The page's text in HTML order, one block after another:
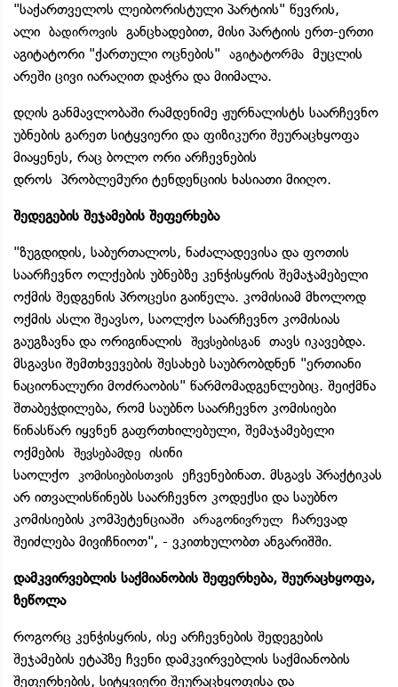
"საქართველოს ლეიბორისტული პარტიის" წევრის,
ალი ბადიროვის განცხადებით, მისი პარტიის ერთ-ერთი
აგიტატორი "ქართული ოცნების" აგიტატორმა მუცლის
არეში ცივი იარაღით დაჭრა და მიიმალა.
დღის განმავლობაში რამდენიმე ჟურნალისტს საარჩევნო
უბნების გარეთ სიტყვიერი და ფიზიკური შეურაცხყოფა
მიაყენეს, რაც ბოლო ორი არჩევნების
დროს პრობლემური ტენდენციის ხასიათი მიიღო.
შედეგების შეჯამების შეფერხება
"ზუგდიდის, საბურთალოს, ნაძალადევისა და ფოთის
საარჩევნო ოლქების უბნებზე კენჭისყრის შემაჯამებელი
ოქმის შედგენის პროცესი გაიწელა. კომისიამ მხოლოდ
ოქმის ასლი შეავსო, საოლქო საარჩევნო კომისიას
გაუგზავნა და ორიგინალის შევსებისგან თავს იკავებდა.
მსგავსი შემთხვევების შესახებ საუბრობდნენ "ერთიანი
ნაციონალური მოძრაობის" წარმომადგენლებიც. შეიქმნა
შთაბეჭდილება, რომ საუბნო საარჩევნო კომისიები
წინასწარ იყვნენ გაფრთხილებული, შემაჯამებელი
ოქმების შევსებამდე ისინი
საოლქო კომისიებისთვის ეჩვენებინათ. მსგავს პრაქტიკას
არ ითვალისწინებს საარჩევნო კოდექსი და საუბნო
კომისიების კომპეტენციაში არაგონივრულ ჩარევად
შეიძლება მივიჩნიოთ", - ვკითხულობთ ანგარიშში.
დამკვირვებლის საქმიანობის შეფერხება, შეურაცხყოფა,
ზეწოლა
როგორც კენჭისყრის, ისე არჩევნების შედეგების
შეჯამების ეტაპზე ჩვენი დამკვირვებლის საქმიანობის
შეფერხების, სიტყვიერი შეურაცხყოფისა და